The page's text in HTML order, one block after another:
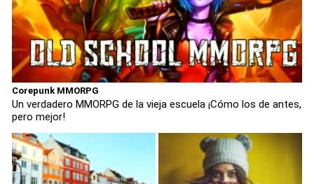
Corepunk MMORPG
Un verdadero MMORPG de la vieja escuela ¡Cómo los de antes,
pero mejor!